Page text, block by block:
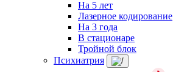
На 5 лет
Лазерное кодирование
На 3 года
В стационаре
Тройной блок
Психиатрия